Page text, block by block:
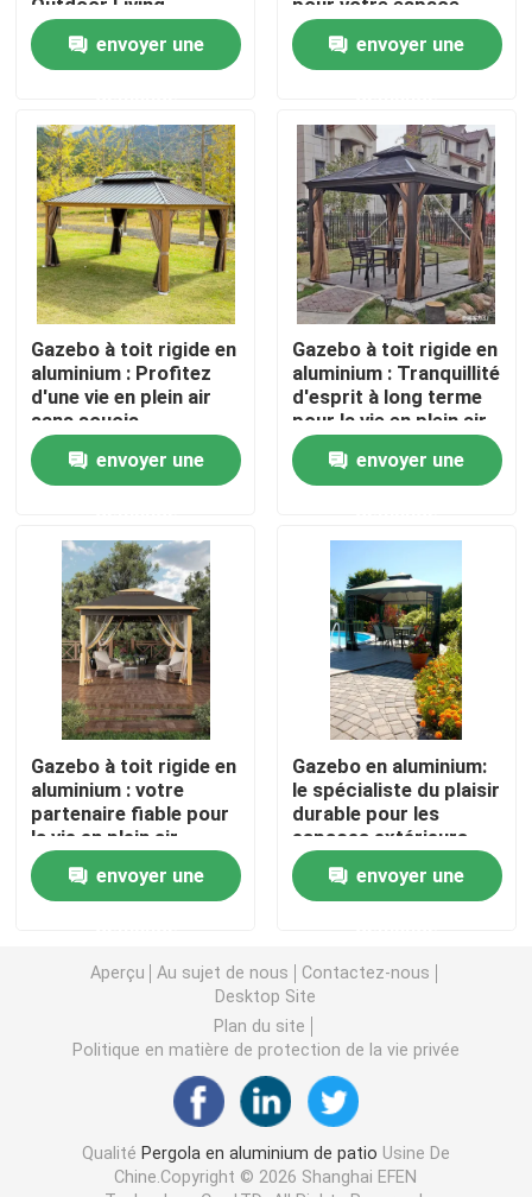
Produits
Au sujet de nous
Visite d'usine
Contrôle de qualité
Contactez-nous
Demandez une citation
Pergola en aluminium de patio
Pergola à abats-sons en aluminium
Outdoor Living
envoyer une
pour votre espace
extérieur
envoyer une
Gazebo à toit rigide en
aluminium : Profitez
d'une vie en plein air
sans soucis
envoyer une
Gazebo à toit rigide en
aluminium : Tranquillité
d'esprit à long terme
pour la vie en plein air
envoyer une
Gazebo à toit rigide en
aluminium : votre
partenaire fiable pour
la vie en plein air
envoyer une
Gazebo en aluminium:
le spécialiste du plaisir
durable pour les
espaces extérieurs
envoyer une
Aperçu Au sujet de nous
Contactez-nous
Desktop Site
Plan du site
Politique en matière de protection de la vie privée
Qualité Pergola en aluminium de patio Usine De
Chine.Copyright © 2026 Shanghai EFEN